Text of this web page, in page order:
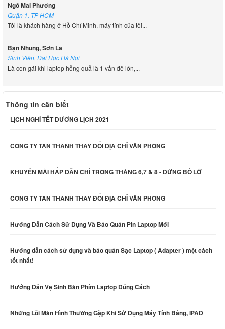
Ngô Mai Phương
Quận 1. TP HCM
Tôi là khách hàng ở Hồ Chí Minh, máy tính của tôi...
Bạn Nhung, Sơn La
Sinh Viên, Đại Học Hà Nội
Là con gái khi laptop hỏng quả là 1 vấn đề lớn,...
Thông tin cần biết
LỊCH NGHỈ TẾT DƯƠNG LỊCH 2021
CÔNG TY TÂN THÀNH THAY ĐỔI ĐỊA CHỈ VĂN PHÒNG
KHUYỄN MÃI HẤP DẪN CHỈ TRONG THÁNG 6,7 & 8 - ĐỪNG BỎ LỠ
CÔNG TY TÂN THÀNH THAY ĐỔI ĐỊA CHỈ VĂN PHÒNG
Hướng Dẫn Cách Sử Dụng Và Bảo Quản Pin Laptop Mới
Hướng dẫn cách sử dụng và bảo quản Sạc Laptop ( Adapter ) một cách
tốt nhất!
Hướng Dẫn Vệ Sinh Bàn Phím Laptop Đúng Cách
Những Lỗi Màn Hình Thường Gặp Khi Sử Dụng Máy Tính Bảng, IPAD